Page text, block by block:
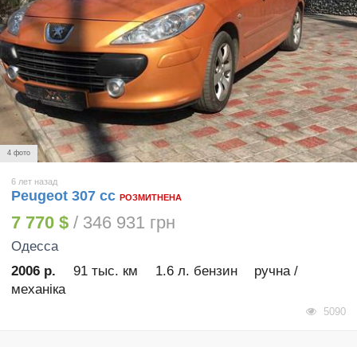
4 фото
6 лет назад
Peugeot 307 cc РОЗМИТНЕНА
7 770 $ / 346 931 грн
Одесса
2006 р.
91 тыс. км 1.6 л. бензин
ручна /
механіка
5090